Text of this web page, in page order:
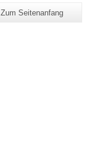
Zum Seitenanfang